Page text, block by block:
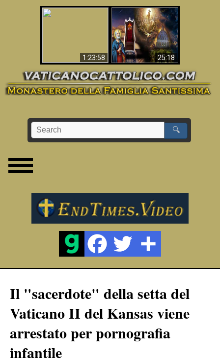
1:23:58 25:18
La Bibbia ha previsto
70 anni senza Papa?
🔍
Il "sacerdote" della setta del
Vaticano II del Kansas viene
arrestato per pornografia
infantile